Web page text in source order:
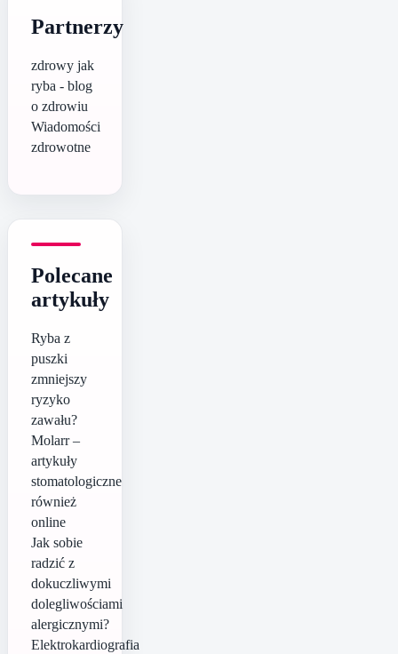
Partnerzy
zdrowy jak
ryba - blog
o zdrowiu
Wiadomości
zdrowotne
Polecane
artykuły
Ryba z
puszki
zmniejszy
ryzyko
zawału?
Molarr –
artykuły
stomatologiczne
również
online
Jak sobie
radzić z
dokuczliwymi
dolegliwościami
alergicznymi?
Elektrokardiografia